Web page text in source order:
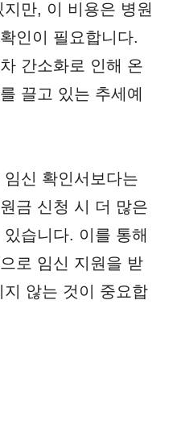
만, 이 비용은 병원
인이 필요합니다.
간소화로 인해 온
끌고 있는 추세예
신 확인서보다는
금 신청 시 더 많은
습니다. 이를 통해
로 임신 지원을 받
않는 것이 중요합